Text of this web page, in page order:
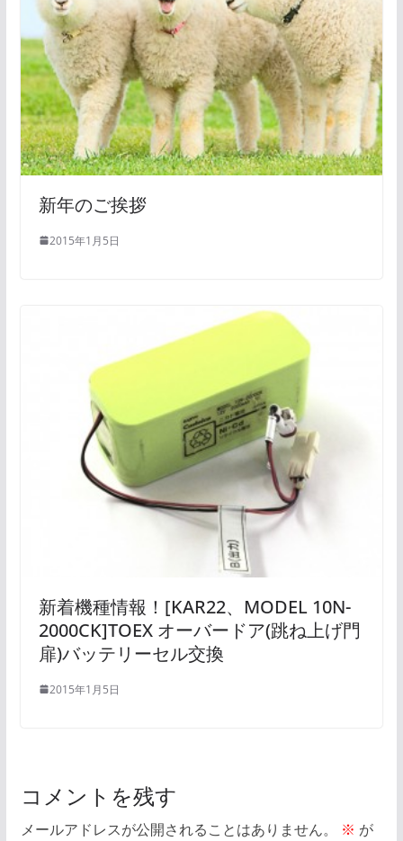
新年のご挨拶
2015年1月5日
新着機種情報！[KAR22、MODEL 10N-
2000CK]TOEX オーバードア(跳ね上げ門
扉)バッテリーセル交換
2015年1月5日
コメントを残す
メールアドレスが公開されることはありません。 ※ が